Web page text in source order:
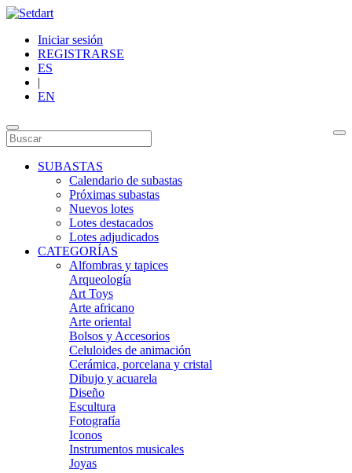
Iniciar sesión
REGISTRARSE
ES
|
EN
SUBASTAS
Calendario de subastas
Próximas subastas
Nuevos lotes
Lotes destacados
Lotes adjudicados
CATEGORÍAS
Alfombras y tapices
Arqueología
Art Toys
Arte africano
Arte oriental
Bolsos y Accesorios
Celuloides de animación
Cerámica, porcelana y cristal
Dibujo y acuarela
Diseño
Escultura
Fotografía
Iconos
Instrumentos musicales
Joyas